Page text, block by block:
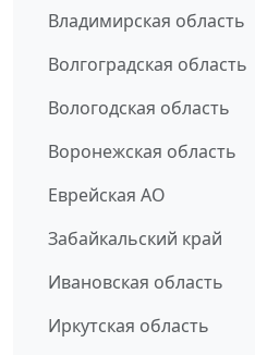
Владимирская область
Волгоградская область
Вологодская область
Воронежская область
Еврейская АО
Забайкальский край
Ивановская область
Иркутская область